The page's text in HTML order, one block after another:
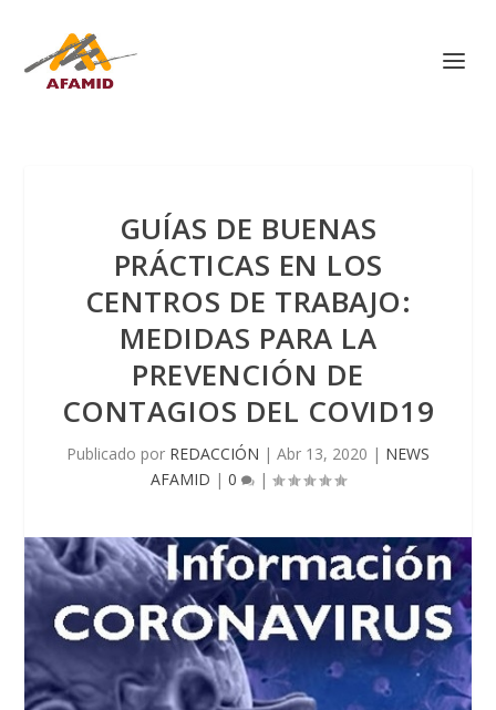
GUÍAS DE BUENAS
PRÁCTICAS EN LOS
CENTROS DE TRABAJO:
MEDIDAS PARA LA
PREVENCIÓN DE
CONTAGIOS DEL COVID19
Publicado por REDACCIÓN | Abr 13, 2020 | NEWS
AFAMID | 0 |